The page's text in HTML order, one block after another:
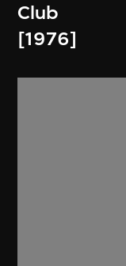
Club
[1976]